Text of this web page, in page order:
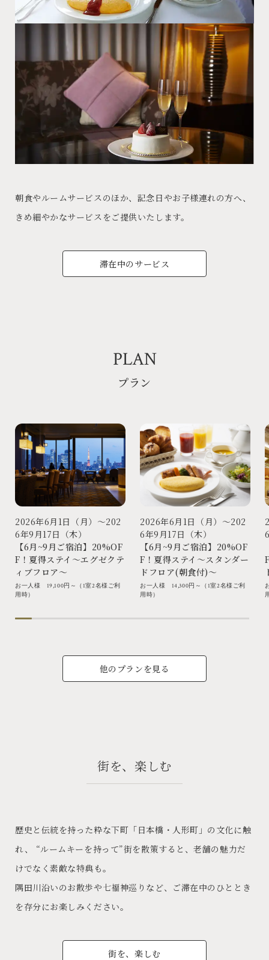
朝食やルームサービスのほか、記念日やお子様連れの方へ、
きめ細やかなサービスをご提供いたします。
滞在中のサービス
PLAN
プラン
2026年6月1日（月）～202
6年9月17日（木）
【6月~9月ご宿泊】20%OF
F！夏得ステイ～エグゼクテ
ィブフロア～
お一人様 19,100円～（1室2名様ご利
用時）
2026年6月1日（月）～202
6年9月17日（木）
【6月~9月ご宿泊】20%OF
F！夏得ステイ～スタンダー
ドフロア(朝食付)～
お一人様 14,300円～（1室2名様ご利
用時）
他のプランを見る
街を、楽しむ
歴史と伝統を持った粋な下町「日本橋・人形町」の文化に触
れ、 “ルームキーを持って”街を散策すると、老舗の魅力だ
けでなく素敵な特典も。
隅田川沿いのお散歩や七福神巡りなど、ご滞在中のひととき
を存分にお楽しみください。
街を、楽しむ